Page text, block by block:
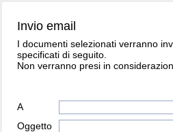
Invio email
I documenti selezionati verranno
specificati di seguito.
Non verranno presi in
A
Oggetto